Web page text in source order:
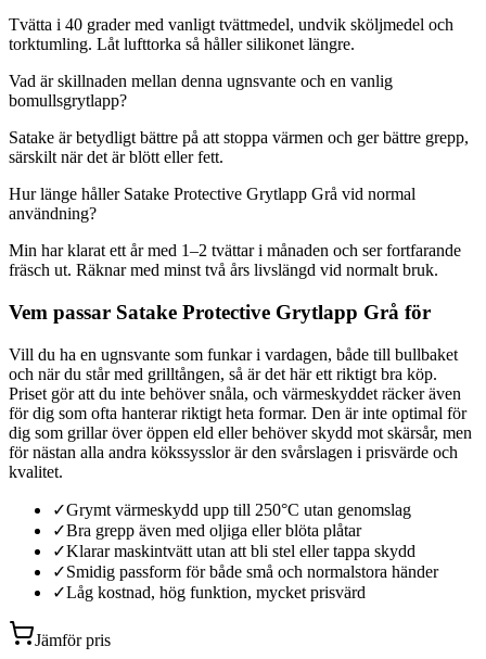
Tvätta i 40 grader med vanligt tvättmedel, undvik sköljmedel och
torktumling. Låt lufttorka så håller silikonet längre.
Vad är skillnaden mellan denna ugnsvante och en vanlig
bomullsgrytlapp?
Satake är betydligt bättre på att stoppa värmen och ger bättre grepp,
särskilt när det är blött eller fett.
Hur länge håller Satake Protective Grytlapp Grå vid normal
användning?
Min har klarat ett år med 1–2 tvättar i månaden och ser fortfarande
fräsch ut. Räknar med minst två års livslängd vid normalt bruk.
Vem passar Satake Protective Grytlapp Grå för
Vill du ha en ugnsvante som funkar i vardagen, både till bullbaket
och när du står med grilltången, så är det här ett riktigt bra köp.
Priset gör att du inte behöver snåla, och värmeskyddet räcker även
för dig som ofta hanterar riktigt heta formar. Den är inte optimal för
dig som grillar över öppen eld eller behöver skydd mot skärsår, men
för nästan alla andra kökssysslor är den svårslagen i prisvärde och
kvalitet.
✓Grymt värmeskydd upp till 250°C utan genomslag
✓Bra grepp även med oljiga eller blöta plåtar
✓Klarar maskintvätt utan att bli stel eller tappa skydd
✓Smidig passform för både små och normalstora händer
✓Låg kostnad, hög funktion, mycket prisvärd
Jämför pris